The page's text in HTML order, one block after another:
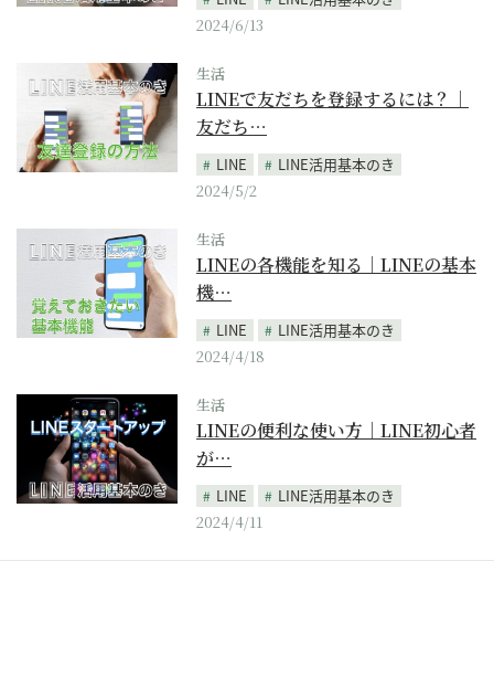
2024/6/13
生活
LINEで友だちを登録するには？｜
友だち…
LINE
LINE活用基本のき
2024/5/2
生活
LINEの各機能を知る｜LINEの基本
機…
LINE
LINE活用基本のき
2024/4/18
生活
LINEの便利な使い方｜LINE初心者
が…
LINE
LINE活用基本のき
2024/4/11